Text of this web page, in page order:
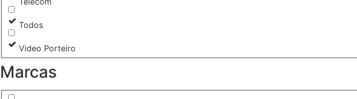
Todos
Video Porteiro
Marcas